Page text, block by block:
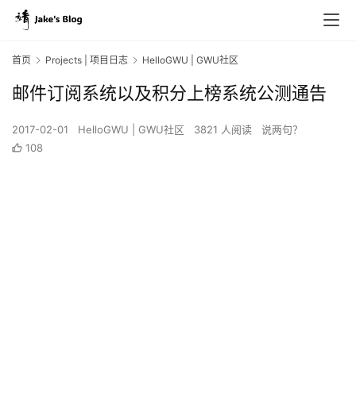
首页 Projects | 项目日志 HelloGWU | GWU社区
邮件订阅系统以及积分上榜系统公测通告
2017-02-01 HelloGWU | GWU社区 3821 人阅读
说两句？
108